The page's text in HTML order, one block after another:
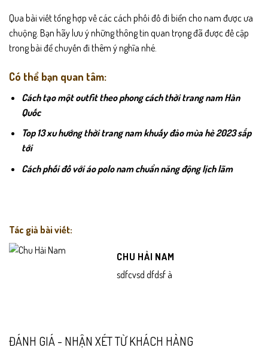
Qua bài viết tổng hợp về các cách phối đồ đi biển cho nam được ưa
chuộng. Bạn hãy lưu ý những thông tin quan trọng đã được đề cập
trong bài để chuyến đi thêm ý nghĩa nhé.
Có thể bạn quan tâm:
Cách tạo một outfit theo phong cách thời trang nam Hàn
Quốc
Top 13 xu hướng thời trang nam khuấy đảo mùa hè 2023 sắp
tới
Cách phối đồ với áo polo nam chuẩn năng động lịch lãm
Tác giả bài viết:
CHU HẢI NAM
sdfcvsd dfdsf à
ĐÁNH GIÁ - NHẬN XÉT TỪ KHÁCH HÀNG